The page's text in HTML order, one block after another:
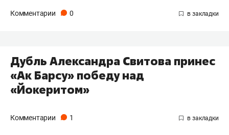
Комментарии 0
Дубль Александра Свитова принес
«Ак Барсу» победу над
«Йокеритом»
Комментарии 1